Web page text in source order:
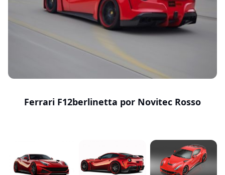
Ferrari F12berlinetta por Novitec Rosso